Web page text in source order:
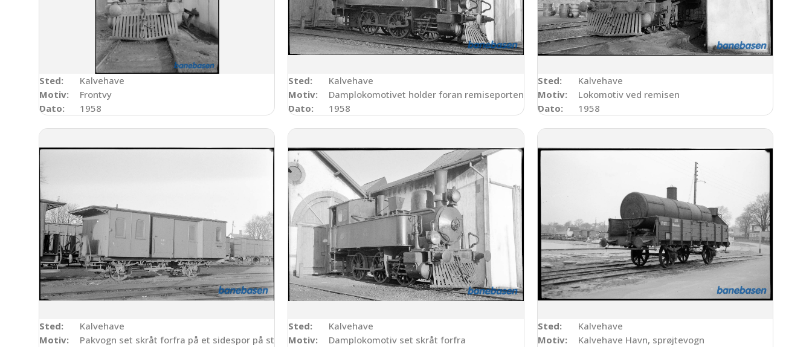
Sted:
Kalvehave
Motiv:
Frontvy
Dato:
1958
Sted:
Kalvehave
Motiv:
Damplokomotivet holder foran remiseporten
Dato:
1958
Sted:
Kalvehave
Motiv:
Lokomotiv ved remisen
Dato:
1958
Sted:
Kalvehave
Motiv:
Pakvogn set skråt forfra på et sidespor på stationen
Sted:
Kalvehave
Motiv:
Damplokomotiv set skråt forfra
Sted:
Kalvehave
Motiv:
Kalvehave Havn, sprøjtevogn